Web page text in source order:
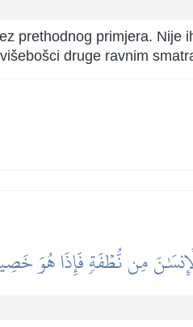
prethodnog primjera. Nije
druge ravnim
مِن نُّطۡفَةٖ فَإِذَا هُوَ